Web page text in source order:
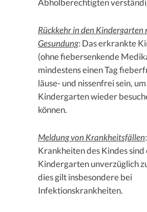
Abholberechtigten
Rückkehr in den Kindergarten
Gesundung: Das erkrankte
(ohne fiebersenkende
mindestens einen Tag
läuse- und nissenfrei sein,
Kindergarten wieder
können.
Meldung von Krankheitsfällen:
Krankheiten des Kindes sind
Kindergarten unverzüglich
dies gilt insbesondere bei
Infektionskrankheiten.